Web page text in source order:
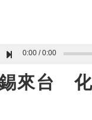
0:00 0:00
來台 化